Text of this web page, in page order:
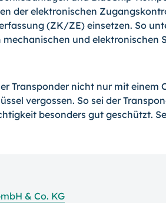
der elektronischen
(ZK/ZE) einsetzen. So
und elektronischen
Transponder nicht nur mit einem
vergossen. So sei der
besonders gut geschützt.
& Co. KG